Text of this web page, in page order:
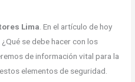
Lima . En el artículo de hoy
se debe hacer con los
de información vital para la
elementos de seguridad.